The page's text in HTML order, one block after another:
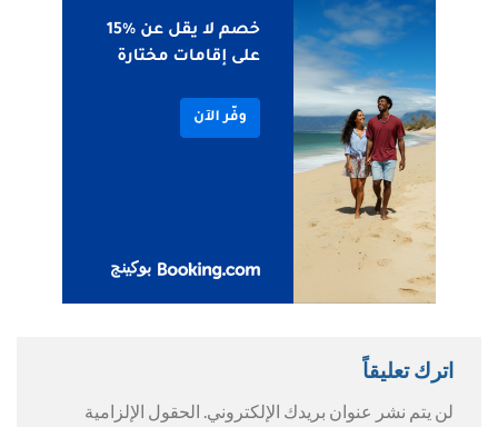
اترك تعليقاً
لن يتم نشر عنوان بريدك الإلكتروني. الحقول الإلزامية